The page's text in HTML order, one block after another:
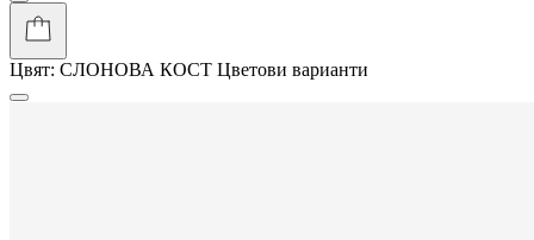
Цвят: СЛОНОВА КОСТ Цветови варианти